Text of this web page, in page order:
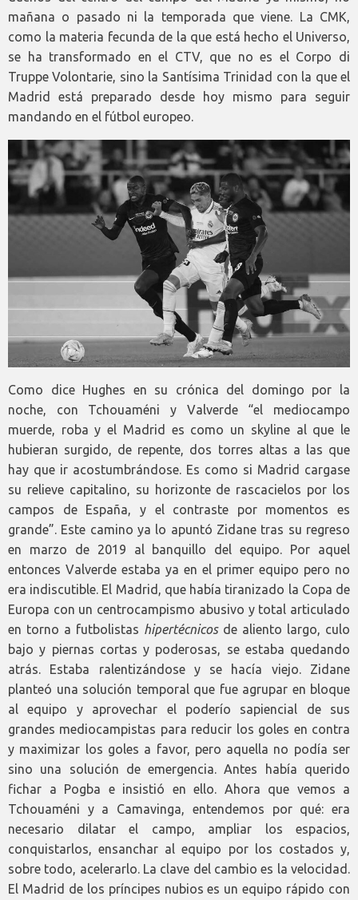
mañana o pasado ni la temporada que viene. La CMK,
como la materia fecunda de la que está hecho el Universo,
se ha transformado en el CTV, que no es el Corpo di
Truppe Volontarie, sino la Santísima Trinidad con la que el
Madrid está preparado desde hoy mismo para seguir
mandando en el fútbol europeo.
Como dice Hughes en su crónica del domingo por la
noche, con Tchouaméni y Valverde “el mediocampo
muerde, roba y el Madrid es como un skyline al que le
hubieran surgido, de repente, dos torres altas a las que
hay que ir acostumbrándose. Es como si Madrid cargase
su relieve capitalino, su horizonte de rascacielos por los
campos de España, y el contraste por momentos es
grande”. Este camino ya lo apuntó Zidane tras su regreso
en marzo de 2019 al banquillo del equipo. Por aquel
entonces Valverde estaba ya en el primer equipo pero no
era indiscutible. El Madrid, que había tiranizado la Copa de
Europa con un centrocampismo abusivo y total articulado
en torno a futbolistas hipertécnicos de aliento largo, culo
bajo y piernas cortas y poderosas, se estaba quedando
atrás. Estaba ralentizándose y se hacía viejo. Zidane
planteó una solución temporal que fue agrupar en bloque
al equipo y aprovechar el poderío sapiencial de sus
grandes mediocampistas para reducir los goles en contra
y maximizar los goles a favor, pero aquella no podía ser
sino una solución de emergencia. Antes había querido
fichar a Pogba e insistió en ello. Ahora que vemos a
Tchouaméni y a Camavinga, entendemos por qué: era
necesario dilatar el campo, ampliar los espacios,
conquistarlos, ensanchar al equipo por los costados y,
sobre todo, acelerarlo. La clave del cambio es la velocidad.
El Madrid de los príncipes nubios es un equipo rápido con